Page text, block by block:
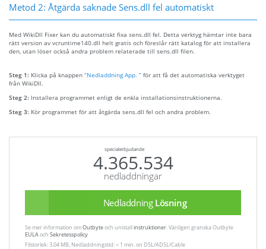
Metod 2: Åtgärda saknade Sens.dll fel automatiskt
Med WikiDll Fixer kan du automatiskt fixa sens.dll fel. Detta verktyg hämtar inte bara
rätt version av vcruntime140.dll helt gratis och föreslår rätt katalog för att installera
den, utan löser också andra problem relaterade till sens.dll filen.
Steg 1: Klicka på knappen “Nedladdning App. ” för att få det automatiska verktyget
från WikiDll.
Steg 2: Installera programmet enligt de enkla installationsinstruktionerna.
Steg 3: Kör programmet för att åtgärda sens.dll fel och andra problem.
specialerbjudande
4.365.534
nedladdningar
Nedladdning Lösning
Se mer information omOutbyteoch unistallinstruktioner. Vänligen granska Outbyte
EULAoch Sekretesspolicy
Filstorlek: 3.04 MB, Nedladdningstid: < 1 min. on DSL/ADSL/Cable